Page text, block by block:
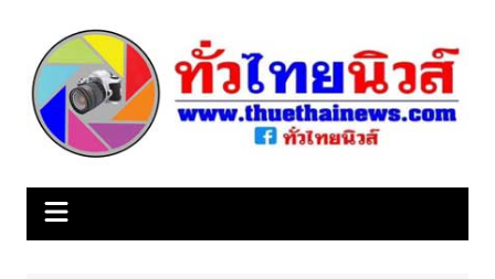
content